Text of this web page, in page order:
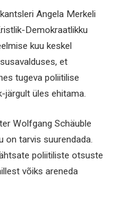
Angela Merkeli
Demokraatlikku
kuu keskel
et
tugeva poliitilise
järgult üles ehitama.
Wolfgang Schäuble
on tarvis suurendada.
poliitiliste otsuste
võiks areneda